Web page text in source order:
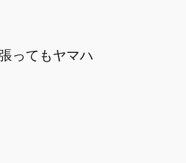
ってもヤマハ